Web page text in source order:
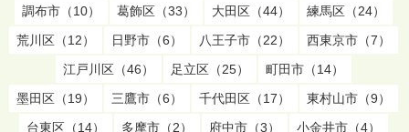
調布市（10）
葛飾区（33） 大田区（44）
練馬区（24）
荒川区（12）
日野市（6） 八王子市（22）
西東京市（7）
江戸川区（46）
足立区（25）
町田市（14）
墨田区（19）
三鷹市（6） 千代田区（17）
東村山市（9）
台東区（14）
多摩市（2） 府中市（3）
小金井市（4）